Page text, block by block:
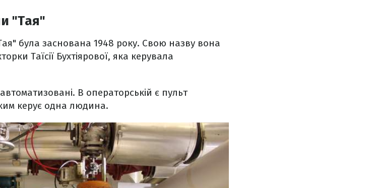
"Тая"
була заснована 1948 року. Свою назву вона
Таїсії Бухтіярової, яка керувала
В операторській є пульт
керує одна людина.